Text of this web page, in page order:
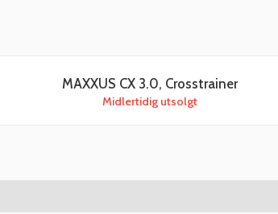
MAXXUS CX 3.0, Crosstrainer
Midlertidig utsolgt